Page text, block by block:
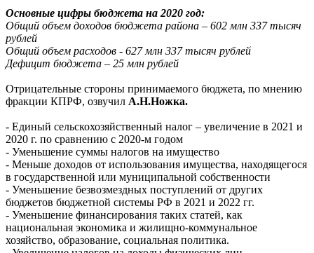
Основные цифры бюджета на 2020 год:
Общий объем доходов бюджета района – 602 млн 337 тысяч
рублей
Общий объем расходов - 627 млн 337 тысяч рублей
Дефицит бюджета – 25 млн рублей
Отрицательные стороны принимаемого бюджета, по мнению
фракции КПРФ, озвучил А.Н.Ножка.
- Единый сельскохозяйственный налог – увеличение в 2021 и
2020 г. по сравнению с 2020-м годом
- Уменьшение суммы налогов на имущество
- Меньше доходов от использования имущества, находящегося
в государственной или муниципальной собственности
- Уменьшение безвозмездных поступлений от других
бюджетов бюджетной системы РФ в 2021 и 2022 гг.
- Уменьшение финансирования таких статей, как
национальная экономика и жилищно-коммунальное
хозяйство, образование, социальная политика.